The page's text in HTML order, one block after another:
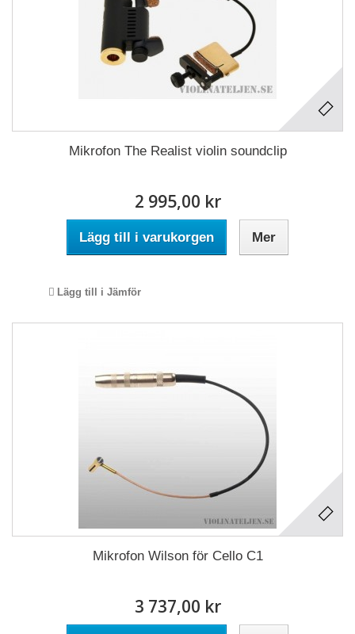
Mikrofon The Realist violin soundclip
2 995,00 kr
Lägg till i varukorgen Mer
Lägg till i Jämför
Mikrofon Wilson för Cello C1
3 737,00 kr